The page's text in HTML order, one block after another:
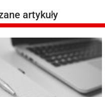
artykuły